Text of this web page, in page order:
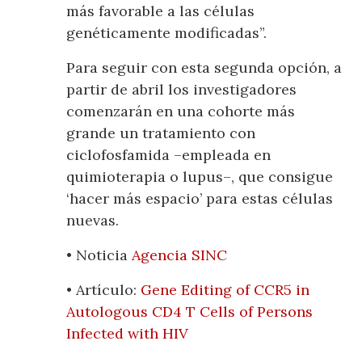
más favorable a las células
genéticamente modificadas”.
Para seguir con esta segunda opción, a
partir de abril los investigadores
comenzarán en una cohorte más
grande un tratamiento con
ciclofosfamida –empleada en
quimioterapia o lupus–, que consigue
‘hacer más espacio’ para estas células
nuevas.
• NoticiaAgencia SINC
• Artículo: Gene Editing of CCR5 in
Autologous CD4 T Cells of Persons
Infected with HIV